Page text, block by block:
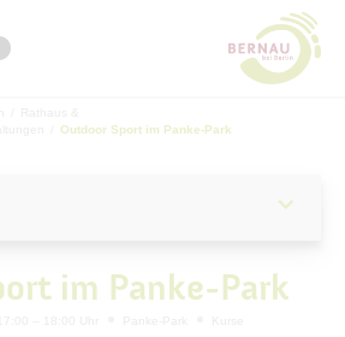
Outdoor Sport im Panke-Park
im Panke-Park